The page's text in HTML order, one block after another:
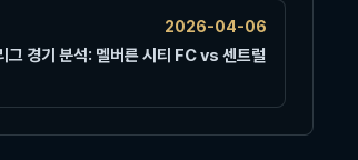
2026-04-06
경기 분석: 멜버른 시티 FC vs 센트럴